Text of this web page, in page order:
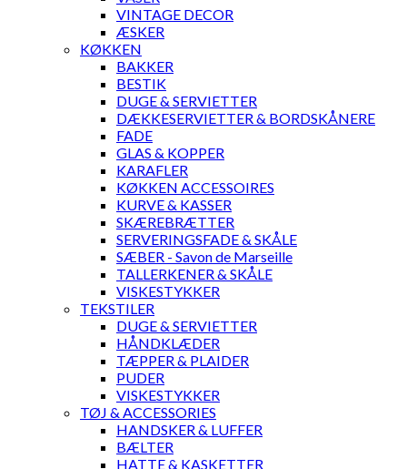
VINTAGE DECOR
ÆSKER
KØKKEN
BAKKER
BESTIK
DUGE & SERVIETTER
DÆKKESERVIETTER & BORDSKÅNERE
FADE
GLAS & KOPPER
KARAFLER
KØKKEN ACCESSOIRES
KURVE & KASSER
SKÆREBRÆTTER
SERVERINGSFADE & SKÅLE
SÆBER - Savon de Marseille
TALLERKENER & SKÅLE
VISKESTYKKER
TEKSTILER
DUGE & SERVIETTER
HÅNDKLÆDER
TÆPPER & PLAIDER
PUDER
VISKESTYKKER
TØJ & ACCESSORIES
HANDSKER & LUFFER
BÆLTER
HATTE & KASKETTER